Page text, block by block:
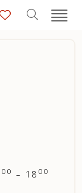
00 – 18 00